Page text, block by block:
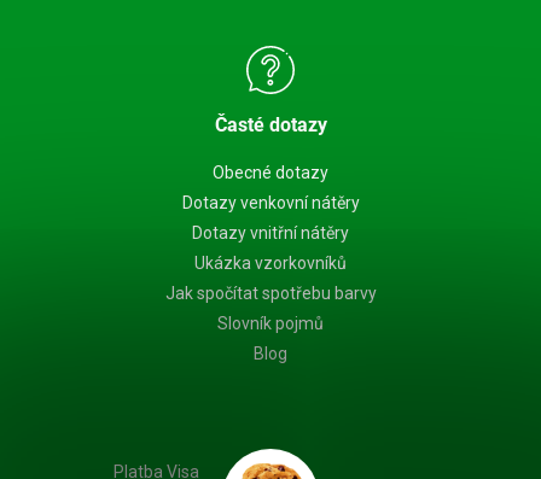
Časté dotazy
Obecné dotazy
Dotazy venkovní nátěry
Dotazy vnitřní nátěry
Ukázka vzorkovníků
Jak spočítat spotřebu barvy
Slovník pojmů
Blog
Platba Visa